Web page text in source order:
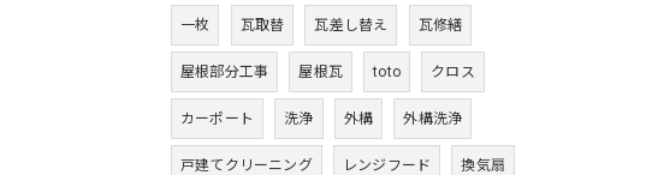
一枚 瓦取替 瓦差し替え 瓦修繕
屋根部分工事 屋根瓦 toto クロス
カーポート 洗浄 外構 外構洗浄
戸建てクリーニング レンジフード 換気扇